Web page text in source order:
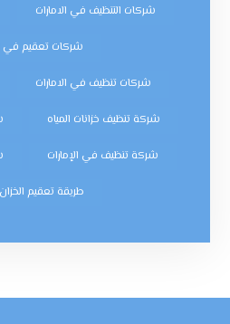
شركات التنظيف في الامارات
شركات تعقيم في
شركات تنظيف في الامارات
شركة تنظيف خزانات المياه
شركة تنظيف في الإمارات
طريقة تعقيم